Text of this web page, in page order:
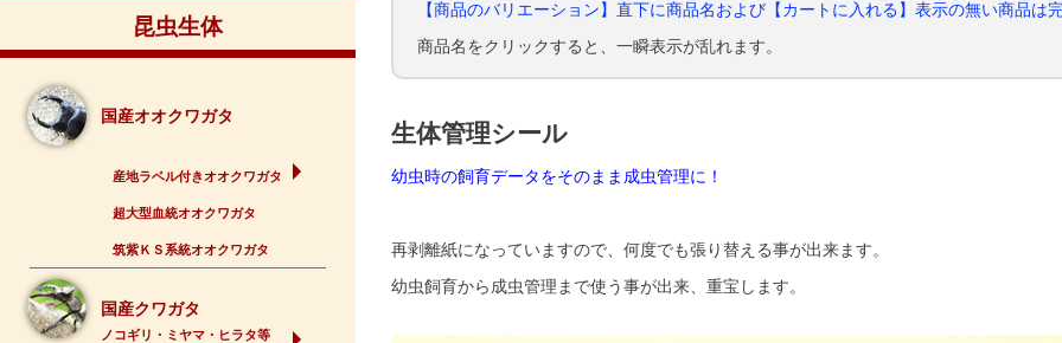
昆虫生体
国産オオクワガタ
産地ラベル付きオオクワガタ
超大型血統オオクワガタ
筑紫ＫＳ系統オオクワガタ
国産クワガタ
ノコギリ・ミヤマ・ヒラタ等
【商品のバリエーション】直下に商品名および【カートに入れる】表示の無い商品は
商品名をクリックすると、一瞬表示が乱れます。
生体管理シール
幼虫時の飼育データをそのまま成虫管理に！
再剥離紙になっていますので、何度でも張り替える事が出来ます。
幼虫飼育から成虫管理まで使う事が出来、重宝します。